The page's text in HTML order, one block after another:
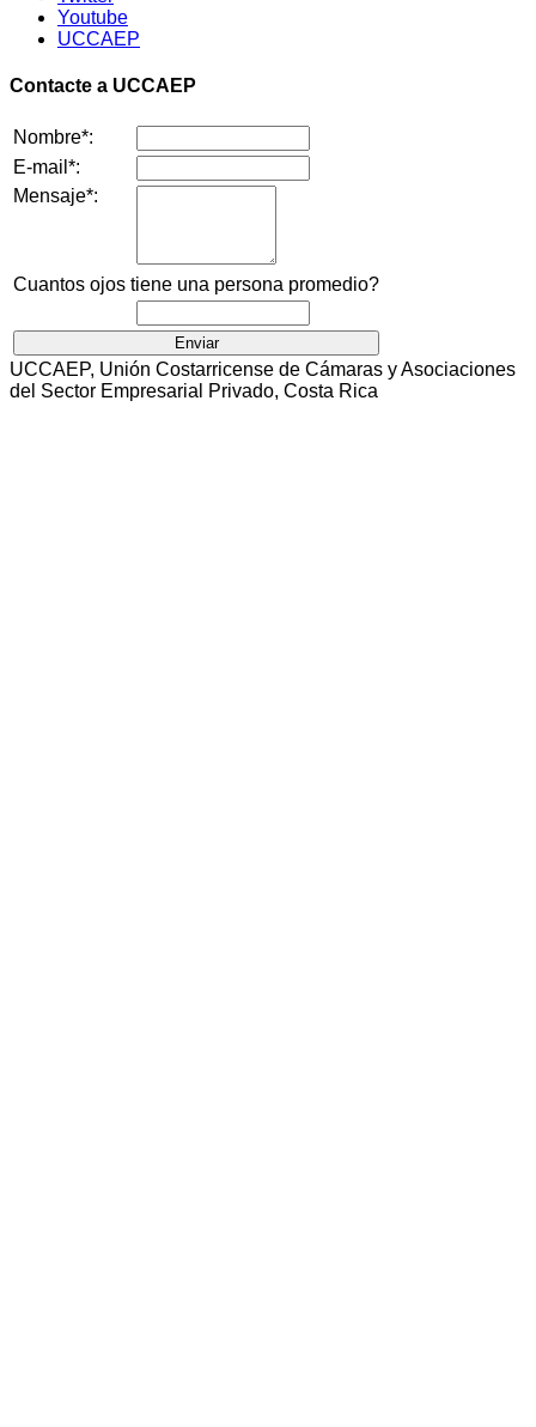
Youtube
UCCAEP
Contacte a UCCAEP
Nombre*:
E-mail*:
Mensaje*:
Cuantos ojos tiene una persona promedio?
UCCAEP, Unión Costarricense de Cámaras y Asociaciones
del Sector Empresarial Privado, Costa Rica